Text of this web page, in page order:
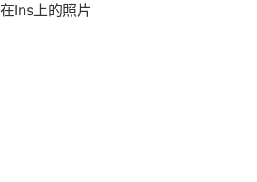
Ins上的照片